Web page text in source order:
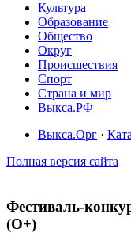
Культура
Образование
Общество
Округ
Происшествия
Спорт
Страна и мир
Выкса.РФ
Выкса.Орг ·
Полная версия сайта
Фестиваль-
(O+)